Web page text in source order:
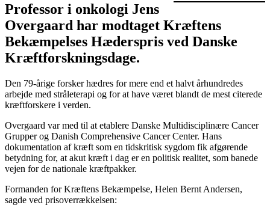
Professor i onkologi Jens
Overgaard har modtaget Kræftens
Bekæmpelses Hæderspris ved Danske
Kræftforskningsdage.
Den 79-årige forsker hædres for mere end et halvt århundredes
arbejde med stråleterapi og for at have været blandt de mest citerede
kræftforskere i verden.
Overgaard var med til at etablere Danske Multidisciplinære Cancer
Grupper og Danish Comprehensive Cancer Center. Hans
dokumentation af kræft som en tidskritisk sygdom fik afgørende
betydning for, at akut kræft i dag er en politisk realitet, som banede
vejen for de nationale kræftpakker.
Formanden for Kræftens Bekæmpelse, Helen Bernt Andersen,
sagde ved prisoverrækkelsen: